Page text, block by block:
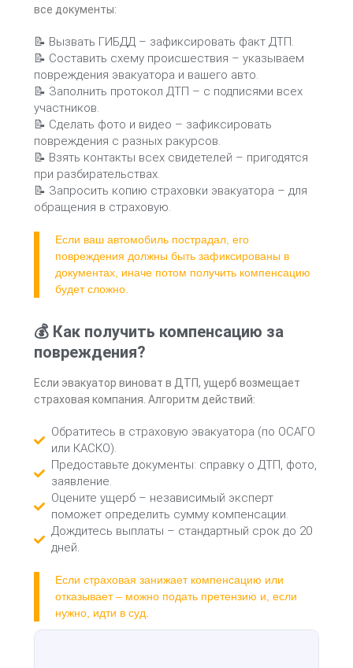
все документы:
📝 Вызвать ГИБДД – зафиксировать факт ДТП.
📝 Составить схему происшествия – указываем
повреждения эвакуатора и вашего авто.
📝 Заполнить протокол ДТП – с подписями всех
участников.
📝 Сделать фото и видео – зафиксировать
повреждения с разных ракурсов.
📝 Взять контакты всех свидетелей – пригодятся
при разбирательствах.
📝 Запросить копию страховки эвакуатора – для
обращения в страховую.
Если ваш автомобиль пострадал, его
повреждения должны быть зафиксированы в
документах, иначе потом получить компенсацию
будет сложно.
💰 Как получить компенсацию за
повреждения?
Если эвакуатор виноват в ДТП, ущерб возмещает
страховая компания. Алгоритм действий:
Обратитесь в страховую эвакуатора (по ОСАГО
или КАСКО).
Предоставьте документы: справку о ДТП, фото,
заявление.
Оцените ущерб – независимый эксперт
поможет определить сумму компенсации.
Дождитесь выплаты – стандартный срок до 20
дней.
Если страховая занижает компенсацию или
отказывает – можно подать претензию и, если
нужно, идти в суд.